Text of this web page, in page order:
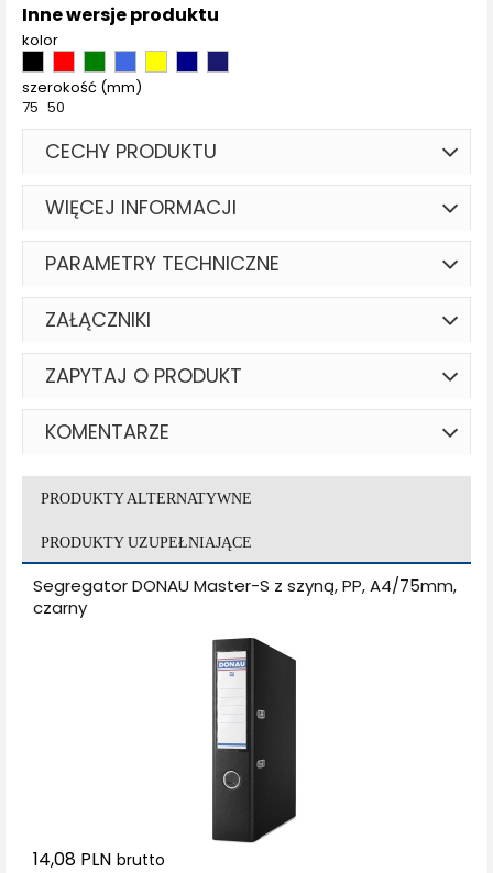
Inne wersje produktu
kolor
szerokość (mm)
75 50
CECHY PRODUKTU
WIĘCEJ INFORMACJI
PARAMETRY TECHNICZNE
ZAŁĄCZNIKI
ZAPYTAJ O PRODUKT
KOMENTARZE
PRODUKTY ALTERNATYWNE
PRODUKTY UZUPEŁNIAJĄCE
Segregator DONAU Master-S z szyną, PP, A4/75mm,
czarny
14,08 PLN brutto